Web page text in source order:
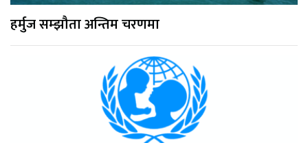
हर्मुज सम्झौता अन्तिम चरणमा